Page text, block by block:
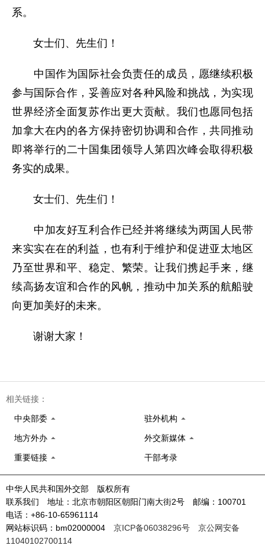
系。
女士们、先生们！
中国作为国际社会负责任的成员，愿继续积极
参与国际合作，妥善应对各种风险和挑战，为实现
世界经济全面复苏作出更大贡献。我们也愿同包括
加拿大在内的各方保持密切协调和合作，共同推动
即将举行的二十国集团领导人第四次峰会取得积极
务实的成果。
女士们、先生们！
中加友好互利合作已经并将继续为两国人民带
来实实在在的利益，也有利于维护和促进亚太地区
乃至世界和平、稳定、繁荣。让我们携起手来，继
续高扬友谊和合作的风帆，推动中加关系的航船驶
向更加美好的未来。
谢谢大家！
相关链接：
中央部委 驻外机构
地方外办 外交新媒体
重要链接 干部考录
中华人民共和国外交部 版权所有
联系我们 地址：北京市朝阳区朝阳门南大街2号 邮编：100701
电话：+86-10-65961114
网站标识码：bm02000004 京ICP备06038296号
京公网安备
11040102700114